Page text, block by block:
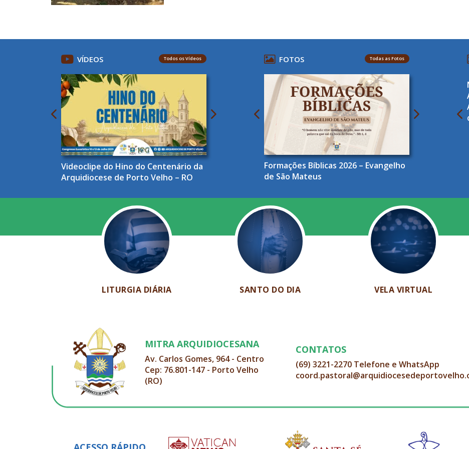
VÍDEOS Todos os Vídeos
Videoclipe do Hino do Centenário da
Arquidiocese de Porto Velho – RO
FOTOS Todas as Fotos
Formações Bíblicas 2026 – Evangelho
de São Mateus
LITURGIA DIÁRIA SANTO DO DIA VELA VIRTUAL
MITRA ARQUIDIOCESANA
Av. Carlos Gomes, 964 - Centro
Cep: 76.801-147 - Porto Velho
(RO)
CONTATOS
(69) 3221-2270 Telefone e WhatsApp